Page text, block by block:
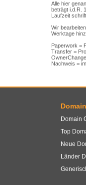
Alle hier
beträgt i.d.R.
Laufzeit
Wir
Werktage
Paperwork =
Transfer =
Nachweis =
Domain
Top
Neue
Länder